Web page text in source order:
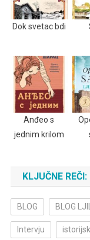
Dok svetac bdi
Anđeo s
jednim krilom
KLJUČNE REČI:
BLOG BLOG
Intervju